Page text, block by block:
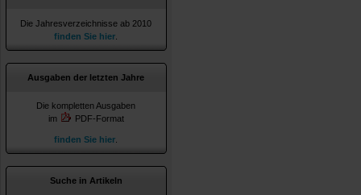
Die Jahresverzeichnisse ab 2010
finden Sie hier
Ausgaben der letzten Jahre
Die kompletten Ausgaben
im
PDF-Format
finden Sie hier
Suche in Artikeln